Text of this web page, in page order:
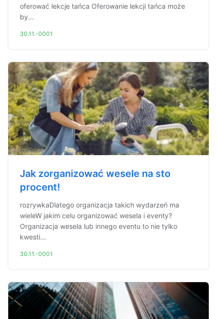
oferować lekcje tańca Oferowanie lekcji tańca może
by...
30.11.-0001
Jak zorganizować wesele na sto
procent!
rozrywkaDlatego organizacja takich wydarzeń ma
wieleW jakim celu organizować wesela i eventy?
Organizacja wesela lub innego eventu to nie tylko
kwesti...
30.11.-0001